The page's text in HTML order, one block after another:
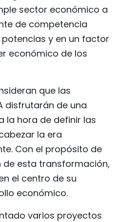
sector económico a
de competencia
y en un factor
económico de los
que las
disfrutarán de una
la hora de definir las
la era
Con el propósito de
esta transformación,
el centro de su
económico.
varios proyectos